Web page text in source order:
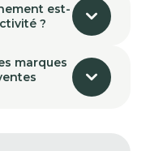
est-
?
marques